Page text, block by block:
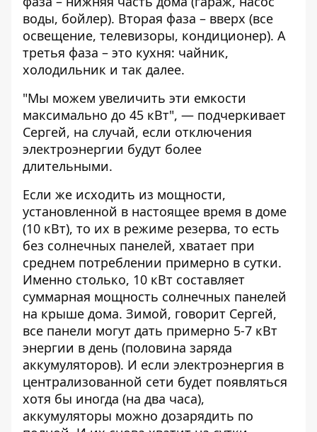
воды, бойлер). Вторая фаза – вверх (все
освещение, телевизоры, кондиционер). А
третья фаза – это кухня: чайник,
холодильник и так далее.
"Мы можем увеличить эти емкости
максимально до 45 кВт", — подчеркивает
Сергей, на случай, если отключения
электроэнергии будут более
длительными.
Если же исходить из мощности,
установленной в настоящее время в доме
(10 кВт), то их в режиме резерва, то есть
без солнечных панелей, хватает при
среднем потреблении примерно в сутки.
Именно столько, 10 кВт составляет
суммарная мощность солнечных панелей
на крыше дома. Зимой, говорит Сергей,
все панели могут дать примерно 5-7 кВт
энергии в день (половина заряда
аккумуляторов). И если электроэнергия в
централизованной сети будет появляться
хотя бы иногда (на два часа),
аккумуляторы можно дозарядить по